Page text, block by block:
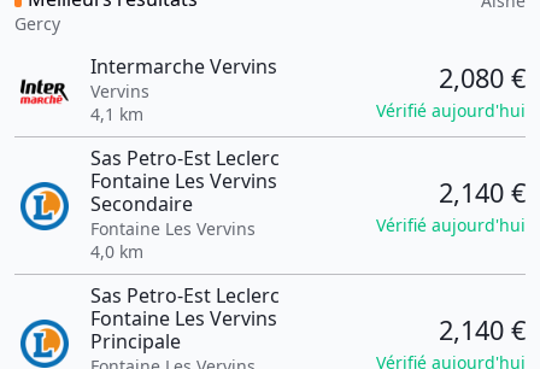
Gercy
Intermarche Vervins
Vervins
4,1 km
2,080 €
Vérifié aujourd'hui
Sas Petro-Est Leclerc
Fontaine Les Vervins
Secondaire
Fontaine Les Vervins
4,0 km
2,140 €
Vérifié aujourd'hui
Sas Petro-Est Leclerc
Fontaine Les Vervins
Principale
2,140 €
Vérifié aujourd'hui